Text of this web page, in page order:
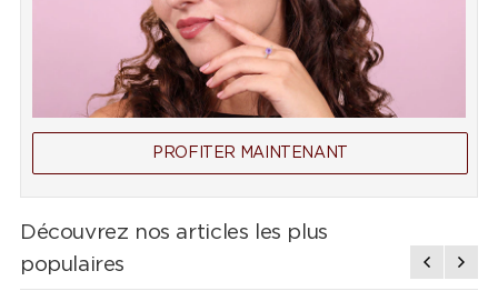
PROFITER MAINTENANT
Découvrez nos articles les plus
populaires